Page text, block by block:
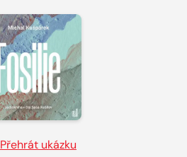
Přehrát ukázku